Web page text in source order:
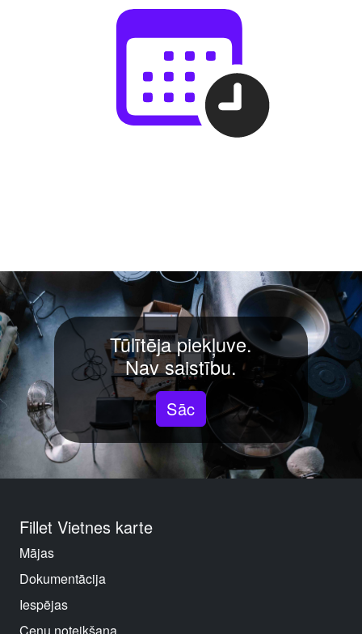
Tūlītēja piekļuve.
Nav saistību.
Sāc
Fillet Vietnes karte
Mājas
Dokumentācija
Iespējas